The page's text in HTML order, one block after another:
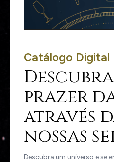
Catálogo Digital
prazer
através
nossas
Descubra um universo e se